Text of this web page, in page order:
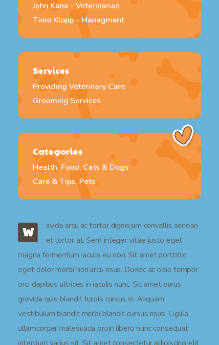
John Kane - Veterinarian
Timo Klopp - Managment
Services
Providing Veterinary Care
Grooming Services
Categories
Health, Food, Cats & Dogs
Care & Tips, Pets
W
avida arcu ac tortor dignissim convallis aenean
et tortor at. Sem integer vitae justo eget
magna fermentum iaculis eu non. Sit amet porttitor
eget dolor morbi non arcu risus. Donec ac odio tempor
orci dapibus ultrices in iaculis nunc. Sit amet purus
gravida quis blandit turpis cursus in. Aliquam
vestibulum blandit morbi blandit cursus risus. Ligula
ullamcorper malesuada proin libero nunc consequat